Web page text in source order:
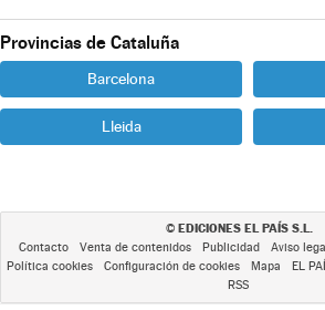
Provincias de Cataluña
Barcelona
Lleida
© EDICIONES EL PAÍS S.L.
Contacto Venta de contenidos Publicidad Aviso
Política cookies
Configuración de cookies Mapa EL
RSS